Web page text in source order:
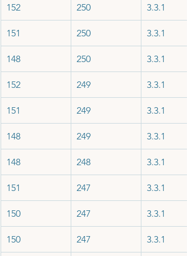
152 250 3.3.1
151 250 3.3.1
148 250 3.3.1
152 249 3.3.1
151 249 3.3.1
148 249 3.3.1
148 248 3.3.1
151 247 3.3.1
150 247 3.3.1
150 247 3.3.1